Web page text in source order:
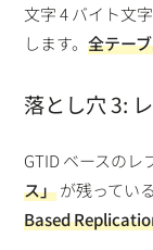
文字 4 バイト文
します。全テー
落とし穴 3:
GTID ベースの
ス」が残ってい
Based